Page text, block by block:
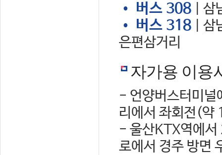
• 버스 308 | 삼
• 버스 318 | 삼
은편삼거리
자가용 이용
- 언양버스터미널
리에서 좌회전(약
- 울산KTX역에서
로에서 경주 방면